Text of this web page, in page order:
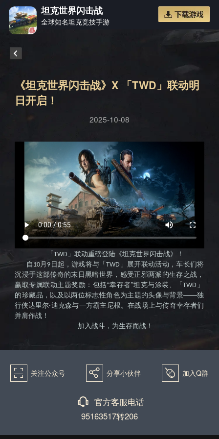
坦克世界闪击战
全球知名坦克竞技手游
《坦克
世界闪
击战》
国服官
网--全球
《坦克世界闪击战》X 「TWD」联动明
日开启！
2025-10-08
「TWD」联动重磅登陆《坦克世界闪击战》！
自 10 月 9 日起，游戏将与「TWD 」展开联动活动，车长们将
沉浸于这部传奇的末日黑暗世界，感受正邪两派的生存之战，
赢取专属联动主题奖励：包括“幸存者”坦克与涂装、「TWD 」
的珍藏品，以及以两位标志性角色为主题的头像与背景——独
行侠达里尔·迪克森与一方霸主尼根。在战场上与传奇幸存者们
并肩作战！
加入战斗，为生存而战！
򰀁 关注公众号 򰀂 分享小伙伴 򰀄 加入Q群
򰀃 官方客服电话
95163517转206